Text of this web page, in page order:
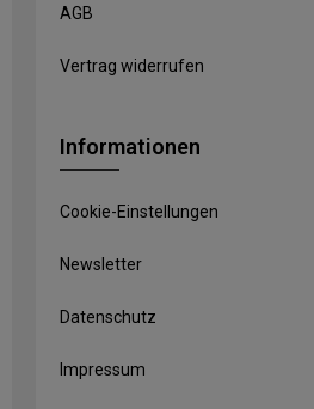
AGB
Vertrag widerrufen
Informationen
Cookie-Einstellungen
Newsletter
Datenschutz
Impressum